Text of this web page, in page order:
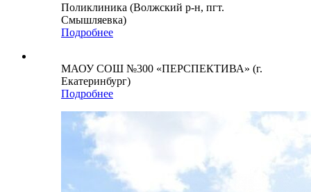
Поликлиника (Волжский р-н, пгт.
Смышляевка)
Подробнее
МАОУ СОШ №300 «ПЕРСПЕКТИВА» (г.
Екатеринбург)
Подробнее